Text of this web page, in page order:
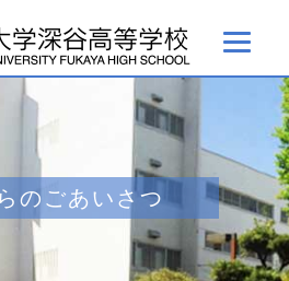
のごあいさつ